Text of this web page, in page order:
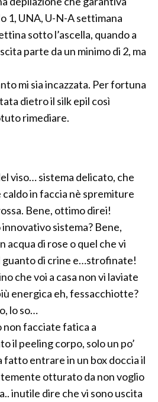
1, UNA, U-N-A settimana
sotto l’ascella, quando a
parte da un minimo di 2, ma
mi sia incazzata. Per fortuna
dietro il silk epil così
rimediare.
viso… sistema delicato, che
in faccia nè spremiture
Bene, ottimo direi!
sistema? Bene,
acqua di rose o quel che vi
guanto di crine e…strofinate!
che voi a casa non vi laviate
energica eh, fessacchiotte?
lo so…
facciate fatica a
il peeling corpo, solo un po’
fatto entrare in un box doccia il
otturato da non voglio
inutile dire che vi sono uscita